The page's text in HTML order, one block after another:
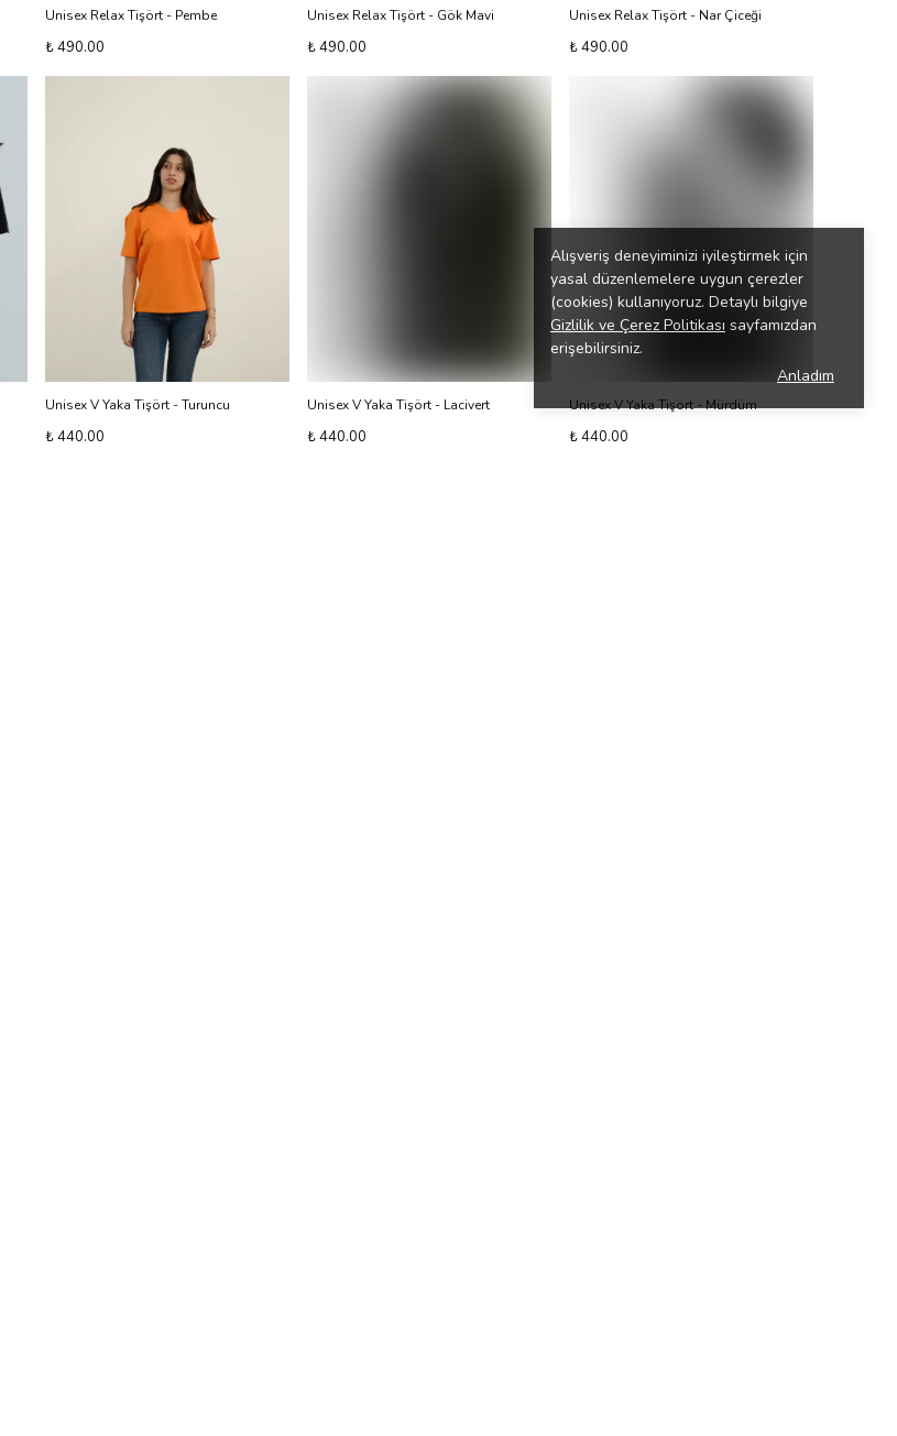
Alışveriş deneyiminizi iyileştirmek için
yasal düzenlemelere uygun çerezler
(cookies) kullanıyoruz. Detaylı bilgiye
Gizlilik ve Çerez Politikası sayfamızdan
erişebilirsiniz.
Anladım
Unisex Relax Tişört - Pembe
₺ 490.00
Unisex Relax Tişört - Gök Mavi
₺ 490.00
Unisex Relax Tişört - Nar Çiceği
₺ 490.00
Unisex V Yaka Tişört - Turuncu
₺ 440.00
Unisex V Yaka Tişört - Lacivert
₺ 440.00
Unisex V Yaka Tişört - Mürdüm
₺ 440.00